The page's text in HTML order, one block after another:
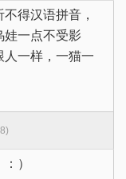
得汉语拼音，
娃一点不受影
人一样，一猫一
）